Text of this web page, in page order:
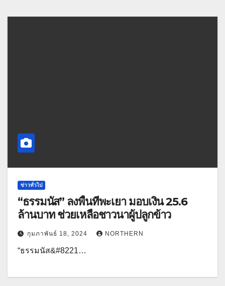
ข่าวทั่วไป
“ธรรมนัส” ลงพื้นที่พะเยา มอบเงิน 25.6
ล้านบาท ช่วยเหลือชาวนาผู้ปลูกข้าว
กุมภาพันธ์ 18, 2024 NORTHERN
“ธรรมนัส&#8221…